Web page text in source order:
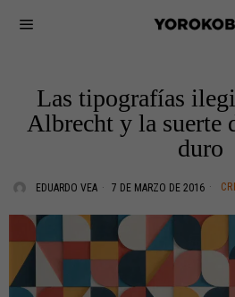
Las tipografías
Albrecht y la suerte
duro
EDUARDO VEA 7 DE MARZO DE 2016